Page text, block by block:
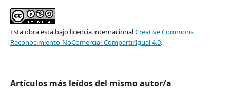
Esta obra está bajo licencia internacionalCreative Commons
Reconocimiento-NoComercial-CompartirIgual 4.0.
Artículos más leídos del mismo autor/a